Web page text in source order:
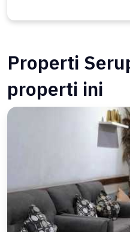
Properti
properti ini